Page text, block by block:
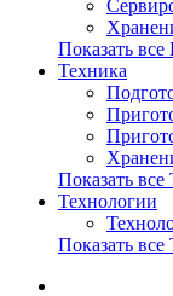
Показать все
Техника
Показать все
Технологии
Показать все